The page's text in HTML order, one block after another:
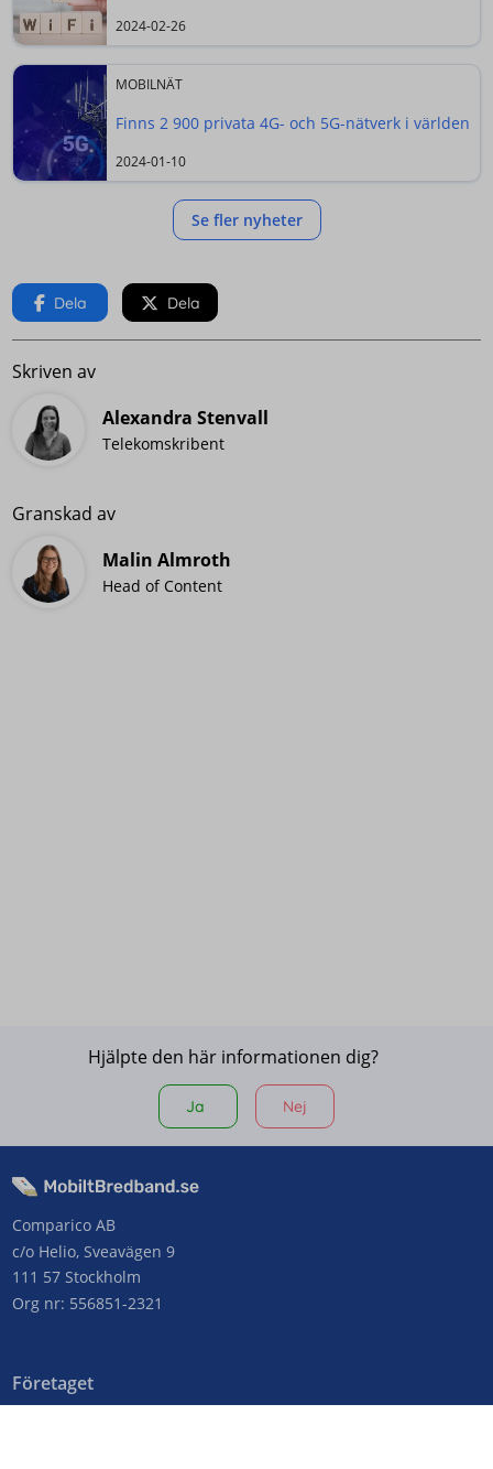
2024-02-26
MOBILNÄT
Finns 2 900 privata 4G- och 5G-nätverk i världen
2024-01-10
Se fler nyheter
Dela Dela
Skriven av
Alexandra Stenvall
Telekomskribent
Granskad av
Malin Almroth
Head of Content
Hjälpte den här informationen dig?
Ja Nej
Comparico AB
c/o Helio, Sveavägen 9
111 57 Stockholm
Org nr: 556851-2321
Företaget